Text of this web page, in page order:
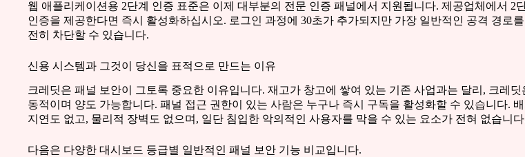
웹 애플리케이션용 2단계 인증 표준은 이제 대부분의 전문 인증 패널에서 지원됩니다. 제공업체에서 2
인증을 제공한다면 즉시 활성화하십시오. 로그인 과정에 30초가 추가되지만 가장 일반적인 공격 경로
전히 차단할 수 있습니다.
신용 시스템과 그것이 당신을 표적으로 만드는 이유
크레딧은 패널 보안이 그토록 중요한 이유입니다. 재고가 창고에 쌓여 있는 기존 사업과는 달리, 크레딧
동적이며 양도 가능합니다. 패널 접근 권한이 있는 사람은 누구나 즉시 구독을 활성화할 수 있습니다.
지연도 없고, 물리적 장벽도 없으며, 일단 침입한 악의적인 사용자를 막을 수 있는 요소가 전혀 없습니
다음은 다양한 대시보드 등급별 일반적인 패널 보안 기능 비교입니다.